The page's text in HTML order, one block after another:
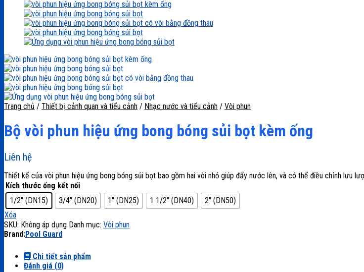
Trang chủ / Thiết bị cảnh quan và tiểu cảnh / Nhạc nước và tiểu cảnh / Vòi phun
Bộ vòi phun hiệu ứng bong bóng sủi bọt kèm ống
Liên hệ
Thiết kế của vòi phun hiệu ứng bong bóng sủi bọt bao gồm hai vòi nhỏ giúp đẩy nước lên, và có thể điều chỉnh lưu
Kích thước ống kết nối
1/2" (DN15)
3/4" (DN20) 1" (DN25) 1 1/2" (DN40)
2" (DN50)
Xóa
SKU: Không áp dụng Danh mục: Vòi phun
Brand:Pool Guard
Chi tiết sản phẩm
Đánh giá (0)